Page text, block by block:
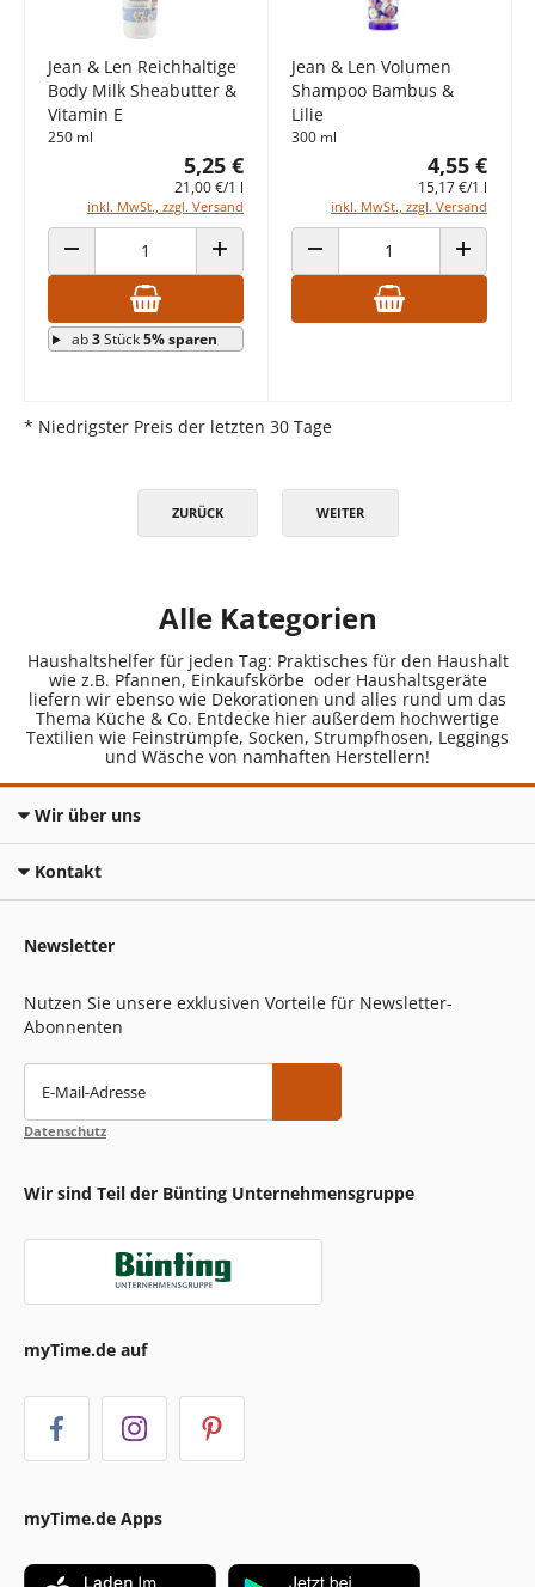
Jean & Len Reichhaltige
Body Milk Sheabutter &
Vitamin E
250 ml
5,25 €
21,00 €/1 l
inkl. MwSt., zzgl. Versand
ANZAHL VERRINGERN ANZAHL ERHÖHEN
ab3Stück5% sparen
Jean & Len Volumen
Shampoo Bambus &
Lilie
300 ml
4,55 €
15,17 €/1 l
inkl. MwSt., zzgl. Versand
ANZAHL VERRINGERN ANZAHL
* Niedrigster Preis der letzten 30 Tage
ZURÜCK WEITER
Alle Kategorien
Haushaltshelfer für jeden Tag: Praktisches für den Haushalt
wie z.B. Pfannen, Einkaufskörbe oder Haushaltsgeräte
liefern wir ebenso wie Dekorationen und alles rund um das
Thema Küche & Co. Entdecke hier außerdem hochwertige
Textilien wie Feinstrümpfe, Socken, Strumpfhosen, Leggings
und Wäsche von namhaften Herstellern!
Wir über uns
Kontakt
Newsletter
Nutzen Sie unsere exklusiven Vorteile für Newsletter-
Abonnenten
E-Mail-Adresse
Datenschutz
Wir sind Teil der Bünting Unternehmensgruppe
myTime.de auf
myTime.de Apps